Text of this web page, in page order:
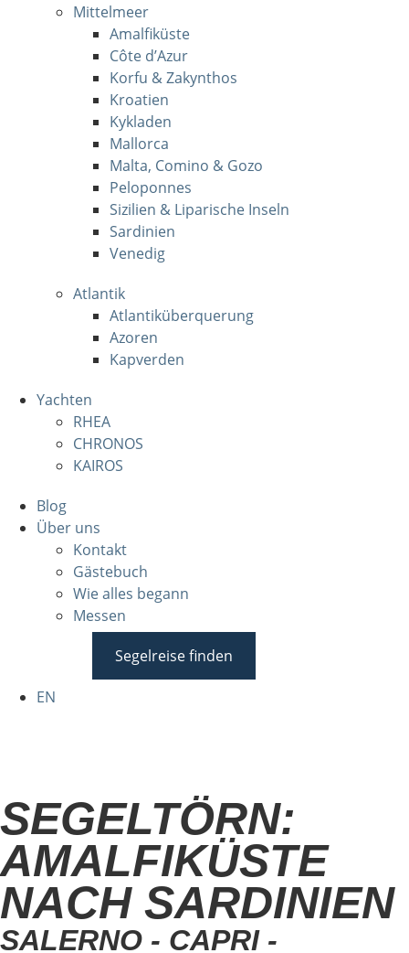
Mittelmeer
Amalfiküste
Côte d’Azur
Korfu & Zakynthos
Kroatien
Kykladen
Mallorca
Malta, Comino & Gozo
Peloponnes
Sizilien & Liparische Inseln
Sardinien
Venedig
Atlantik
Atlantiküberquerung
Azoren
Kapverden
Yachten
RHEA
CHRONOS
KAIROS
Blog
Über uns
Kontakt
Gästebuch
Wie alles begann
Messen
Segelreise finden
EN
SEGELTÖRN:
AMALFIKÜSTE
NACH SARDINIEN
SALERNO - CAPRI -